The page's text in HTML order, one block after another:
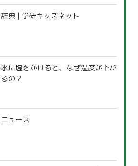
辞典 | 学研キッズネット
氷に塩をかけると、なぜ温度が下が
るの？
ニュース